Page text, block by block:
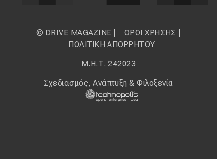
© DRIVE MAGAZINE | ΟΡΟΙ ΧΡΗΣΗΣ
ΠΟΛΙΤΙΚΗ ΑΠΟΡΡΗΤΟΥ
Μ.Η.Τ. 242023
Σχεδιασμός, Ανάπτυξη & Φιλοξενία